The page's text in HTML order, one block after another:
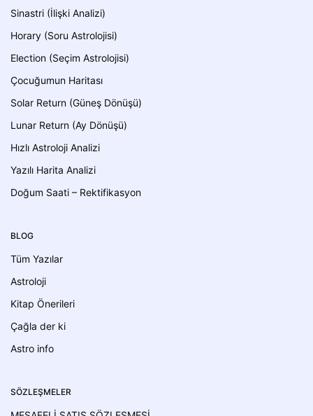
Sinastri (İlişki Analizi)
Horary (Soru Astrolojisi)
Election (Seçim Astrolojisi)
Çocuğumun Haritası
Solar Return (Güneş Dönüşü)
Lunar Return (Ay Dönüşü)
Hızlı Astroloji Analizi
Yazılı Harita Analizi
Doğum Saati – Rektifikasyon
BLOG
Tüm Yazılar
Astroloji
Kitap Önerileri
Çağla der ki
Astro info
SÖZLEŞMELER